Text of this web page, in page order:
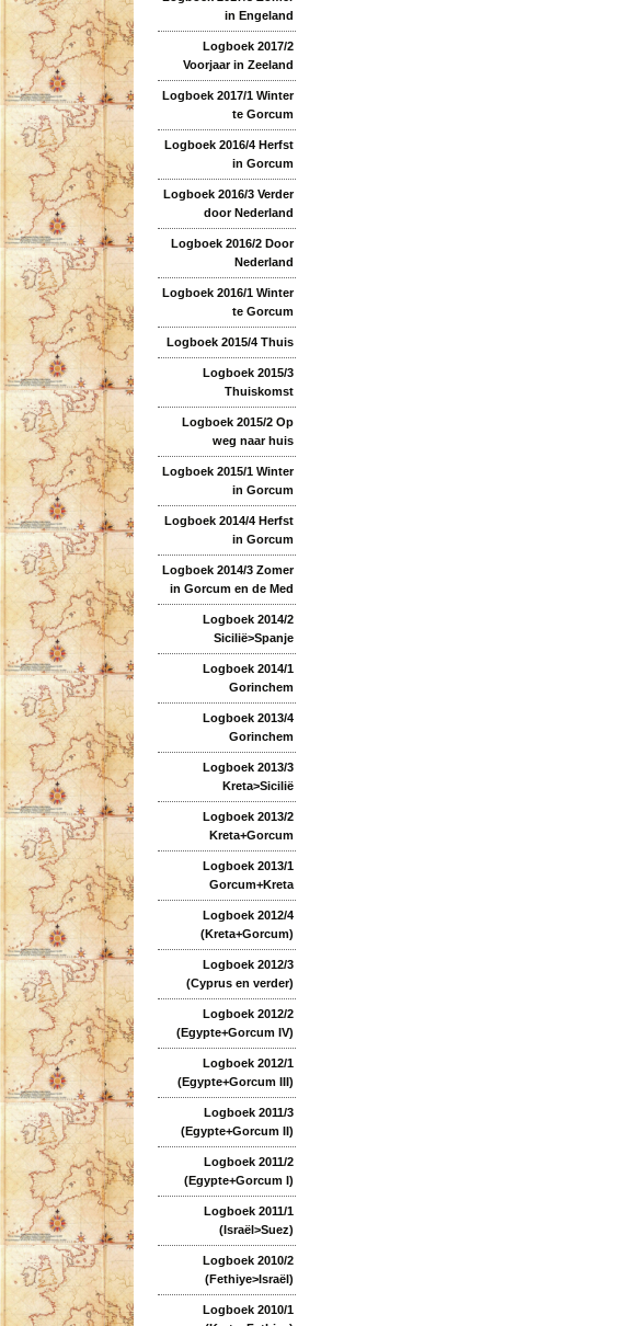
in Engeland
Logboek 2017/2
Voorjaar in Zeeland
Logboek 2017/1 Winter
te Gorcum
Logboek 2016/4 Herfst
in Gorcum
Logboek 2016/3 Verder
door Nederland
Logboek 2016/2 Door
Nederland
Logboek 2016/1 Winter
te Gorcum
Logboek 2015/4 Thuis
Logboek 2015/3
Thuiskomst
Logboek 2015/2 Op
weg naar huis
Logboek 2015/1 Winter
in Gorcum
Logboek 2014/4 Herfst
in Gorcum
Logboek 2014/3 Zomer
in Gorcum en de Med
Logboek 2014/2
Sicilië>Spanje
Logboek 2014/1
Gorinchem
Logboek 2013/4
Gorinchem
Logboek 2013/3
Kreta>Sicilië
Logboek 2013/2
Kreta+Gorcum
Logboek 2013/1
Gorcum+Kreta
Logboek 2012/4
(Kreta+Gorcum)
Logboek 2012/3
(Cyprus en verder)
Logboek 2012/2
(Egypte+Gorcum IV)
Logboek 2012/1
(Egypte+Gorcum III)
Logboek 2011/3
(Egypte+Gorcum II)
Logboek 2011/2
(Egypte+Gorcum I)
Logboek 2011/1
(Israël>Suez)
Logboek 2010/2
(Fethiye>Israël)
Logboek 2010/1